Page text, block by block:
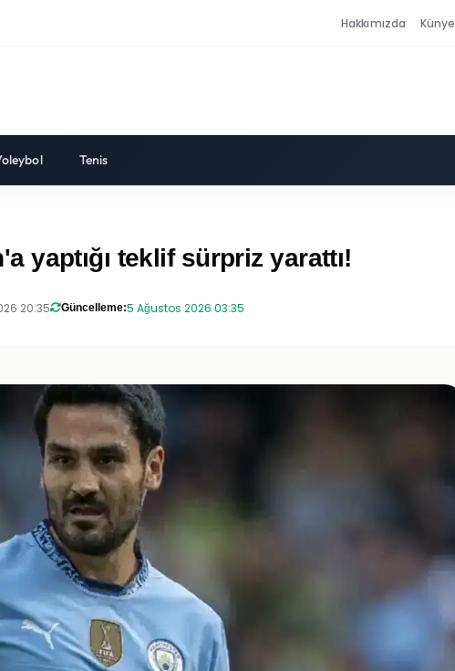
Hakkımızda Künye
Tenis
yaptığı teklif sürpriz yarattı!
20:35 Güncelleme:5 Ağustos 2026 03:35